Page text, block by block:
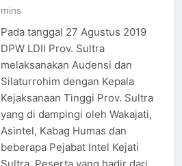
mins
Pada tanggal 27 Agustus 2019
DPW LDII Prov. Sultra
melaksanakan Audensi dan
Silaturrohim dengan Kepala
Kejaksanaan Tinggi Prov. Sultra
yang di dampingi oleh Wakajati,
Asintel, Kabag Humas dan
beberapa Pejabat Intel Kejati